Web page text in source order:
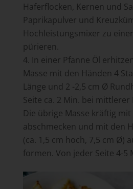
Haferflocken, Kernen und
Paprikapulver und
Hochleistungsmixer zu
pürieren.
In einer Pfanne Öl
Masse mit den Händen 4
Länge und 2 -2,5 cm Ø
Seite ca. 2 Min. bei
Die übrige Masse kräftig
abschmecken und mit den
(ca. 1,5 cm hoch, 7,5 cm Ø)
formen. Von jeder Seite 4-5